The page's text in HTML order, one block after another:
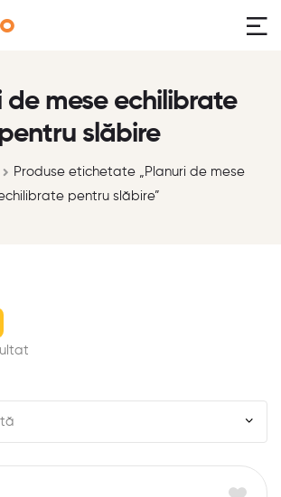
de mese echilibrate
slăbire
Produse etichetate „Planuri de mese
pentru slăbire”